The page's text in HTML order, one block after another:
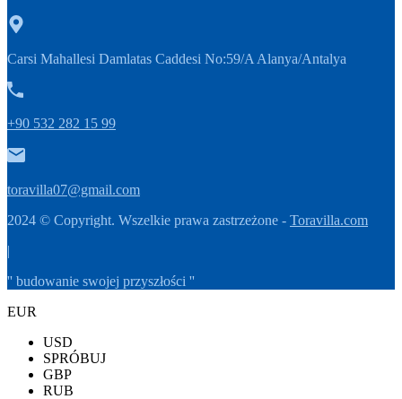
Carsi Mahallesi Damlatas Caddesi No:59/A Alanya/Antalya
+90 532 282 15 99
toravilla07@gmail.com
2024 © Copyright. Wszelkie prawa zastrzeżone - Toravilla.com
|
'' budowanie swojej przyszłości ''
EUR
USD
SPRÓBUJ
GBP
RUB